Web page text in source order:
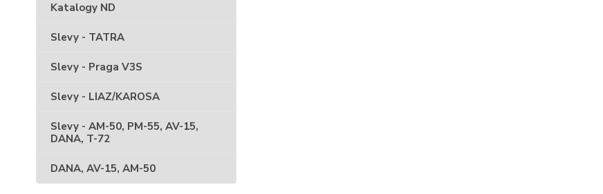
Katalogy ND
Slevy - TATRA
Slevy - Praga V3S
Slevy - LIAZ/KAROSA
Slevy - AM-50, PM-55, AV-15,
DANA, T-72
DANA, AV-15, AM-50